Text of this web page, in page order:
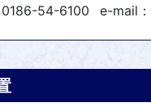
0186-54-6100 e-mail：